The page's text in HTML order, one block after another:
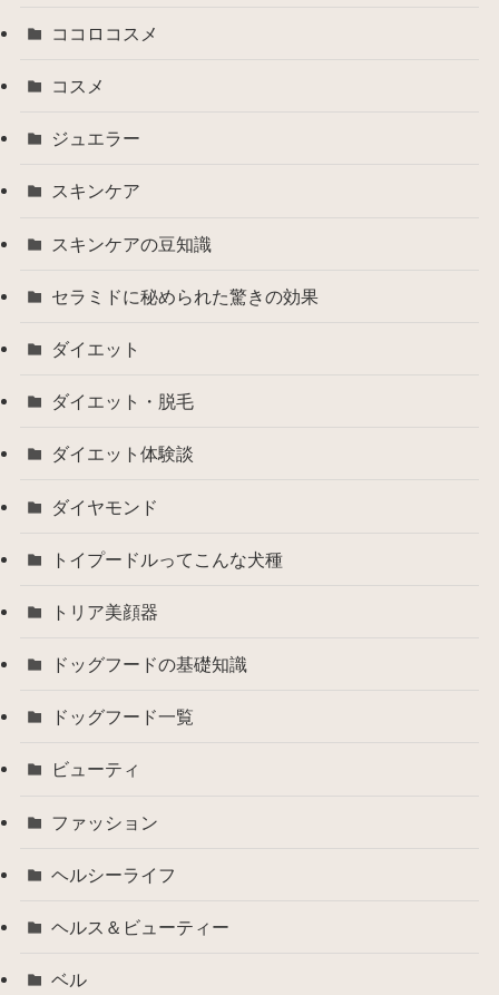
ココロコスメ
コスメ
ジュエラー
スキンケア
スキンケアの豆知識
セラミドに秘められた驚きの効果
ダイエット
ダイエット・脱毛
ダイエット体験談
ダイヤモンド
トイプードルってこんな犬種
トリア美顔器
ドッグフードの基礎知識
ドッグフード一覧
ビューティ
ファッション
ヘルシーライフ
ヘルス＆ビューティー
ベル